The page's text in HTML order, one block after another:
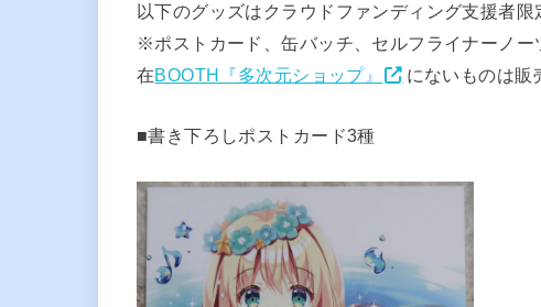
以下のグッズはクラウドファンディング支援者限
※ポストカード、缶バッチ、セルフライナーノ
在BOOTH『多次元ショップ』 にないものは販
■書き下ろしポストカード3種